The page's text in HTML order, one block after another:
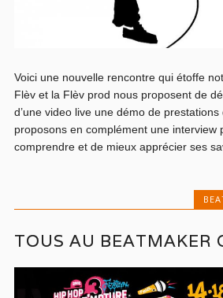
Voici une nouvelle rencontre qui étoffe
Flèv et la Flèv prod nous proposent de
d’une video live une démo de
proposons en complément une interview
comprendre et de mieux apprécier ses
TOUS AU BEATMAKER